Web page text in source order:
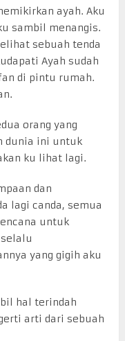
ayah. Aku
sambil menangis.
sebuah tenda
Ayah sudah
di pintu rumah.
orang yang
dunia ini untuk
ku lihat lagi.
dan
lagi canda, semua
untuk
yang gigih aku
hal terindah
arti dari sebuah